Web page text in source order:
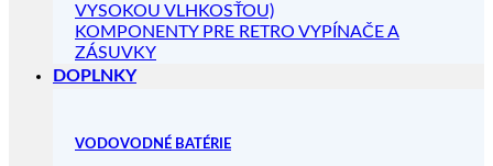
VYSOKOU VLHKOSŤOU)
KOMPONENTY PRE RETRO VYPÍNAČE A
ZÁSUVKY
DOPLNKY
VODOVODNÉ BATÉRIE